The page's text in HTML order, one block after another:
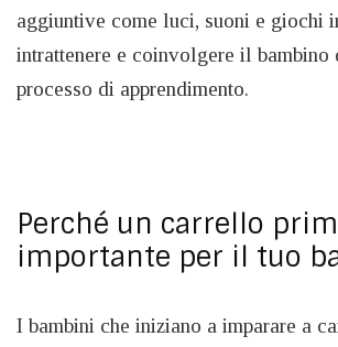
aggiuntive come luci, suoni e giochi
intrattenere e coinvolgere il bambino
processo di apprendimento.
Perché un carrello
importante per il tuo
I bambini che iniziano a imparare a